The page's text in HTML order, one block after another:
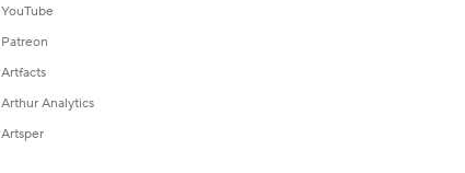
YouTube
Patreon
Artfacts
Arthur Analytics
Artsper